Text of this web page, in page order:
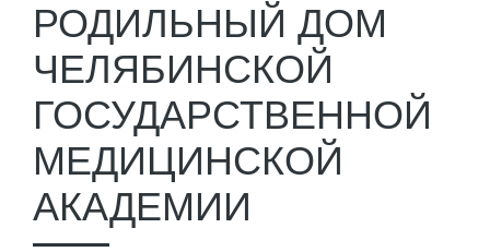
РОДИЛЬНЫЙ ДОМ
ЧЕЛЯБИНСКОЙ
ГОСУДАРСТВЕННОЙ
МЕДИЦИНСКОЙ
АКАДЕМИИ